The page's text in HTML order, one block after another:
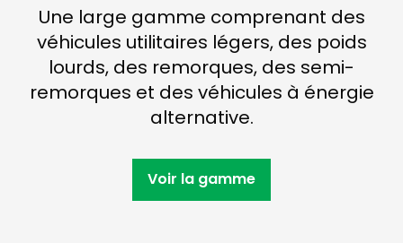
Une large gamme comprenant des
véhicules utilitaires légers, des poids
lourds, des remorques, des semi-
remorques et des véhicules à énergie
alternative.
Voir la gamme